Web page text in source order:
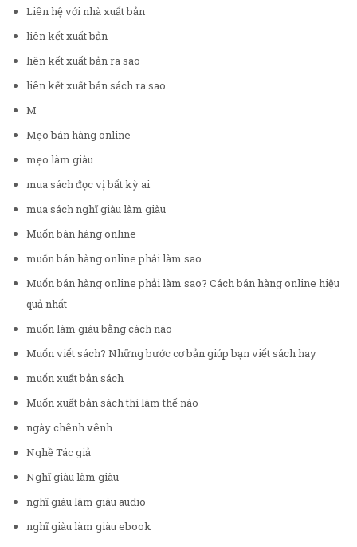
Liên hệ với nhà xuất bản
liên kết xuất bản
liên kết xuất bản ra sao
liên kết xuất bản sách ra sao
M
Mẹo bán hàng online
mẹo làm giàu
mua sách đọc vị bất kỳ ai
mua sách nghĩ giàu làm giàu
Muốn bán hàng online
muốn bán hàng online phải làm sao
Muốn bán hàng online phải làm sao? Cách bán hàng online hiệu
quả nhất
muốn làm giàu bằng cách nào
Muốn viết sách? Những bước cơ bản giúp bạn viết sách hay
muốn xuất bản sách
Muốn xuất bản sách thì làm thế nào
ngày chênh vênh
Nghề Tác giả
Nghĩ giàu làm giàu
nghĩ giàu làm giàu audio
nghĩ giàu làm giàu ebook